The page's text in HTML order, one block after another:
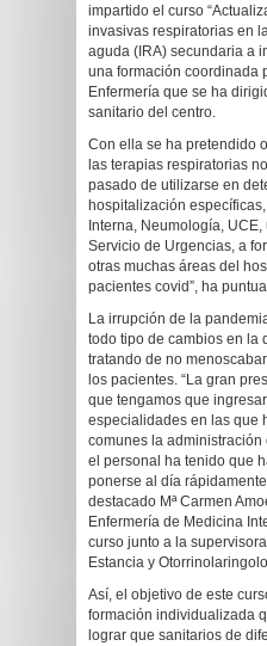
impartido el curso
invasivas respiratorias en
aguda (IRA) secundaria a
una formación coordinada
Enfermería que se ha
sanitario del centro.
Con ella se ha pretendido
las terapias respiratorias
pasado de utilizarse en
hospitalización
Interna, Neumología,
Servicio de Urgencias, a
otras muchas áreas del
pacientes covid”, ha
La irrupción de la
todo tipo de cambios en la
tratando de no
los pacientes. “La gran
que tengamos que
especialidades en las que
comunes la
el personal ha tenido que
ponerse al día
destacado Mª Carmen
Enfermería de Medicina
curso junto a la
Estancia y
Así, el objetivo de este
formación individualizada
lograr que sanitarios de